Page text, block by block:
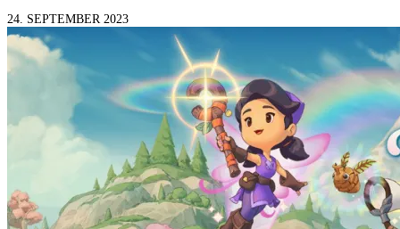
24. SEPTEMBER 2023